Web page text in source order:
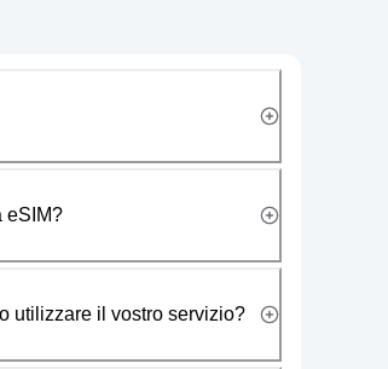
eSIM?
utilizzare il vostro servizio?